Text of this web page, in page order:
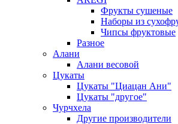
Фрукты сушеные
Наборы из
Чипсы фруктовые
Разное
Алани
Алани весовой
Цукаты
Цукаты "Циацан Ани"
Цукаты "другое"
Чурчхела
Другие производители